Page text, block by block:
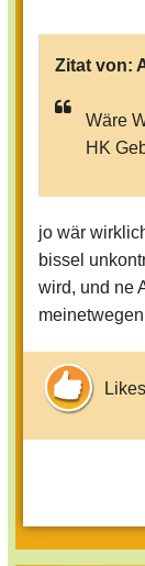
Zitat von:
Wäre
HK
jo wär
bissel
wird, und ne